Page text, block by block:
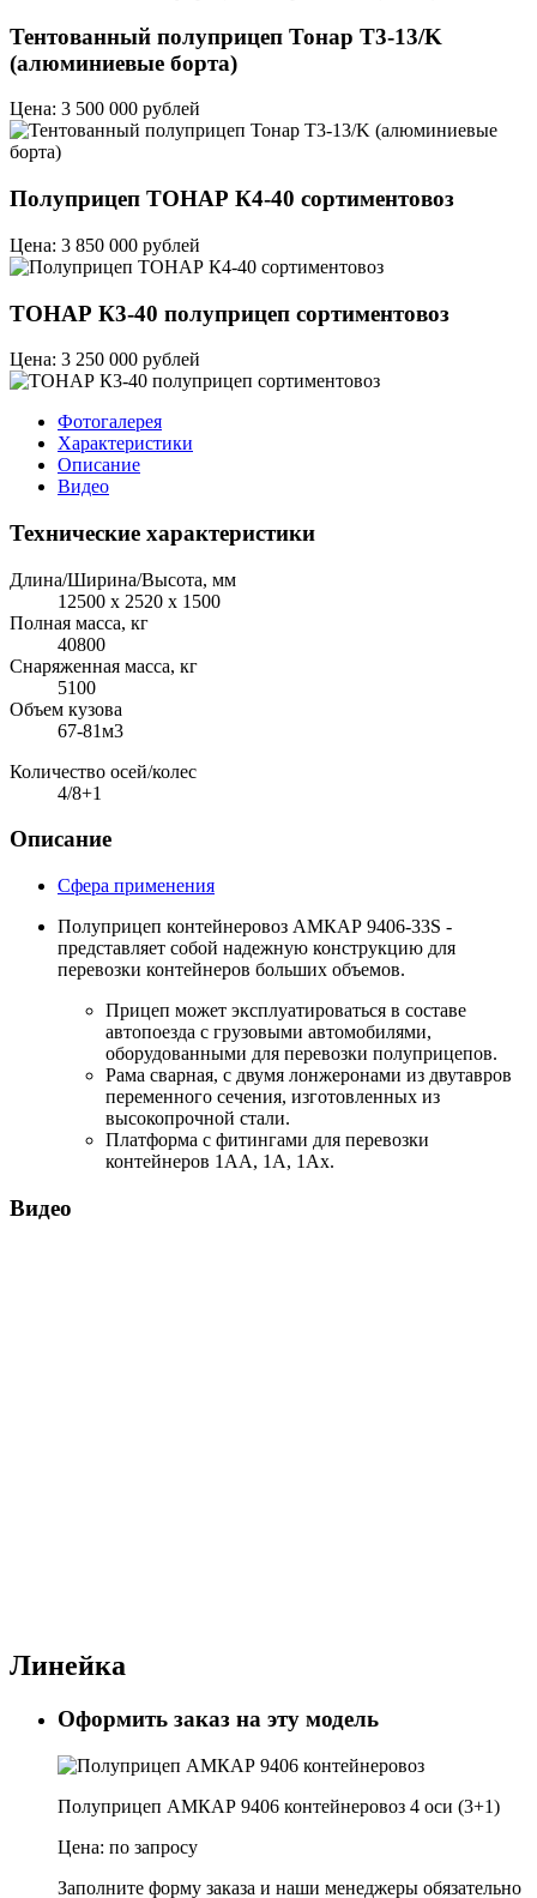
Тентованный полуприцеп Тонар T3-13/K
(алюминиевые борта)
Цена: 3 500 000 рублей
Полуприцеп ТОНАР К4-40 сортиментовоз
Цена: 3 850 000 рублей
ТОНАР К3-40 полуприцеп сортиментовоз
Цена: 3 250 000 рублей
Фотогалерея
Характеристики
Описание
Видео
Технические характеристики
Длина/Ширина/Высота, мм
12500 х 2520 х 1500
Полная масса, кг
40800
Снаряженная масса, кг
5100
Объем кузова
67-81м3
Количество осей/колес
4/8+1
Описание
Сфера применения
Полуприцеп контейнеровоз АМКАР 9406-33S -
представляет собой надежную конструкцию для
перевозки контейнеров больших объемов.
Прицеп может эксплуатироваться в составе
автопоезда с грузовыми автомобилями,
оборудованными для перевозки полуприцепов.
Рама сварная, с двумя лонжеронами из двутавров
переменного сечения, изготовленных из
высокопрочной стали.
Платформа с фитингами для перевозки
контейнеров 1АА, 1А, 1Ах.
Видео
Линейка
Оформить заказ на эту модель
Полуприцеп АМКАР 9406 контейнеровоз 4 оси (3+1)
Цена: по запросу
Заполните форму заказа и наши менеджеры обязательно